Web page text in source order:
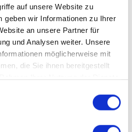
auf unsere Website zu
geben wir Informationen zu Ihrer
an unsere Partner für
und Analysen weiter. Unsere
möglicherweise mit
die Sie ihnen bereitgestellt
dass alle Gegenstände
entfernt werden und dass
sorgfältig geplant und
solches Unternehmen kann
wertvolle Gegenstände an